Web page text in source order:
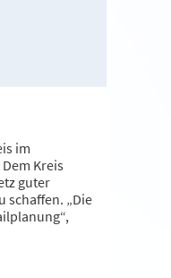
im
Kreis
guter
schaffen. „Die